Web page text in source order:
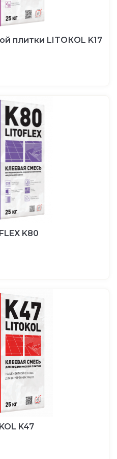
плитки LITOКOL K17
K80
K47